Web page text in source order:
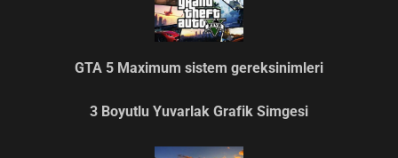
GTA 5 Maximum sistem gereksinimleri
3 Boyutlu Yuvarlak Grafik Simgesi